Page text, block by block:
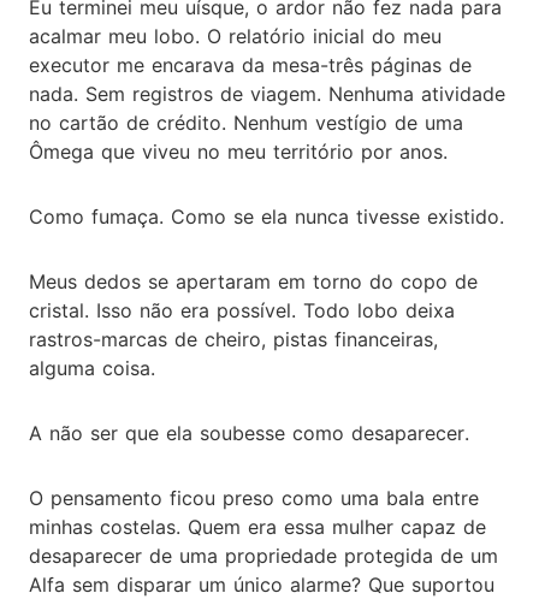
Eu terminei meu uísque, o ardor não fez nada para
acalmar meu lobo. O relatório inicial do meu
executor me encarava da mesa-três páginas de
nada. Sem registros de viagem. Nenhuma atividade
no cartão de crédito. Nenhum vestígio de uma
Ômega que viveu no meu território por anos.
Como fumaça. Como se ela nunca tivesse existido.
Meus dedos se apertaram em torno do copo de
cristal. Isso não era possível. Todo lobo deixa
rastros-marcas de cheiro, pistas financeiras,
alguma coisa.
A não ser que ela soubesse como desaparecer.
O pensamento ficou preso como uma bala entre
minhas costelas. Quem era essa mulher capaz de
desaparecer de uma propriedade protegida de um
Alfa sem disparar um único alarme? Que suportou